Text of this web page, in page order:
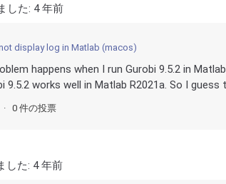
した: 4 年前
display log in Matlab (macos)
happens when I run Gurobi 9.5.2 in
works well in Matlab R2021a. So I guess
0 件の投票
した: 4 年前